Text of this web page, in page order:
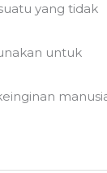
yang tidak
untuk